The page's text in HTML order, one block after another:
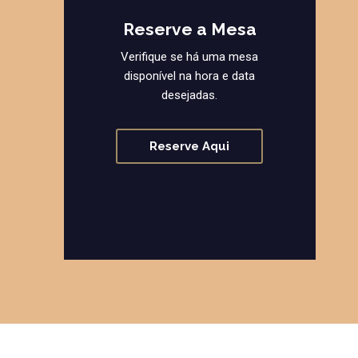
Reserve a Mesa
Verifique se há uma mesa
disponível na hora e data
desejadas.
Reserve Aqui